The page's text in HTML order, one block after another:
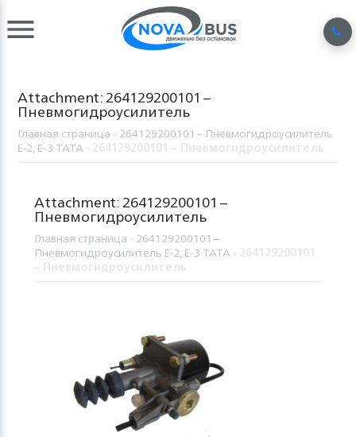
Attachment: 264129200101 –
Пневмогидроусилитель
Главная страница 264129200101 – Пневмогидроусилитель
E-2, E-3 TATA
Attachment: 264129200101 –
Пневмогидроусилитель
Главная страница 264129200101 –
Пневмогидроусилитель E-2, E-3 TATA»